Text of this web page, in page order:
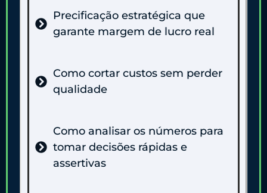
Precificação estratégica que
garante margem de lucro real
Como cortar custos sem perder
qualidade
Como analisar os números para
tomar decisões rápidas e
assertivas